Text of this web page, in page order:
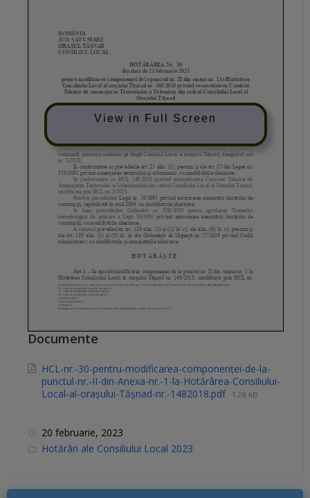
View in Full Screen
Documente
HCL-nr.-30-pentru-modificarea-componenței-de-la-
punctul-nr.-II-din-Anexa-nr.-1-la-Hotărârea-Consiliului-
Local-al-orașului-Tășnad-nr.-1482018.pdf 128 kB
20 februarie, 2023
C
Hotărâri ale Consiliului Local 2023